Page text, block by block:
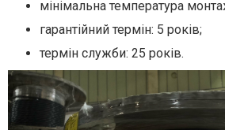
мінімальна температура
гарантійний термін: 5 років;
термін служби: 25 років.